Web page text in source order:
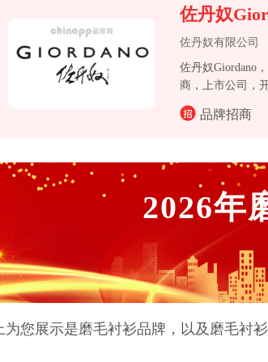
佐丹奴
佐丹奴有限公司
佐丹奴Giordano
商，上市公司，
品牌招商
2026年
为您展示是磨毛衬衫品牌，以及 磨毛衬衫